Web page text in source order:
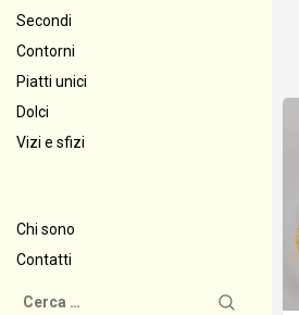
Secondi
Contorni
Piatti unici
Dolci
Vizi e sfizi
Chi sono
Contatti
Ricerca